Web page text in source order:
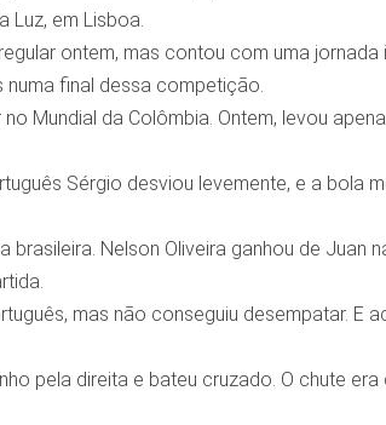
Luz, em Lisboa.
ontem, mas contou com uma jornada
numa final dessa competição.
Mundial da Colômbia. Ontem, levou
Sérgio desviou levemente, e a bola
Nelson Oliveira ganhou de Juan
mas não conseguiu desempatar. E
pela direita e bateu cruzado. O chute era